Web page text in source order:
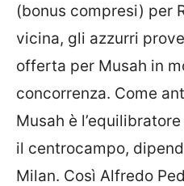
(bonus compresi) per
vicina, gli azzurri
offerta per Musah in
concorrenza. Come
Musah è
il centrocampo,
Milan. Così Alfredo